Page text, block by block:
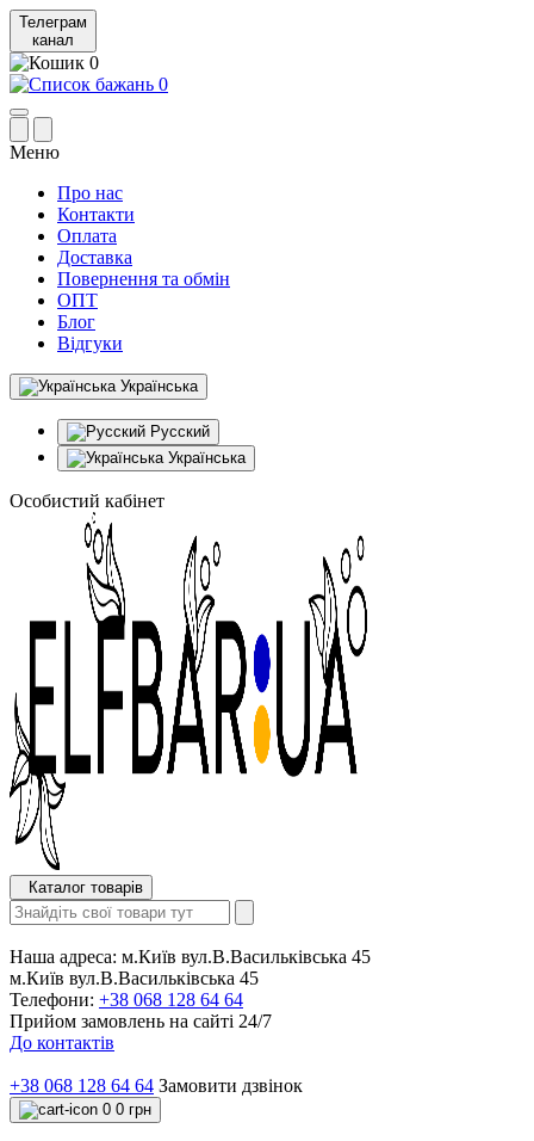
Телеграм
канал
0
0
Меню
Про нас
Контакти
Оплата
Доставка
Повернення та обмін
ОПТ
Блог
Відгуки
Українська
Русский
Українська
Особистий кабінет
Каталог товарів
Наша адреса: м.Київ вул.В.Васильківська 45
м.Київ вул.В.Васильківська 45
Телефони: +38 068 128 64 64
Прийом замовлень на сайті 24/7
До контактів
+38 068 128 64 64 Замовити дзвінок
0 0 грн